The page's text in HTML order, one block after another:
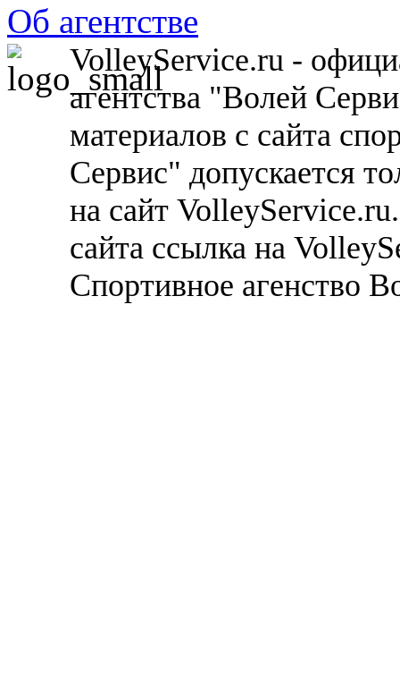
Об агентстве
VolleyService.ru -
агентства "Волей
материалов с сайта
Сервис" допускается
на сайт
сайта ссылка на
Спортивное агенство